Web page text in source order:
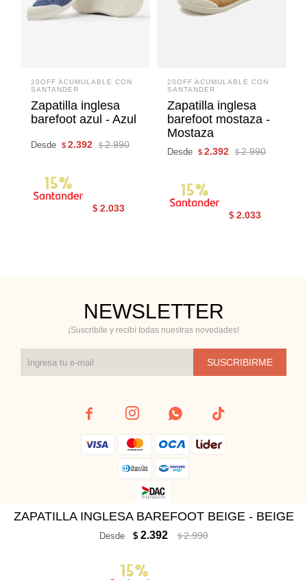
ZAPATILLA INGLESA BAREFOOT BEIGE - BEIGE
Desde $ 2.392 $ 2.990
20OFF ACUMULABLE CON
SANTANDER
Zapatilla inglesa
barefoot azul - Azul
Desde $ 2.392 $ 2.990
$ 2.033
20OFF ACUMULABLE CON
SANTANDER
Zapatilla inglesa
barefoot mostaza -
Mostaza
Desde $ 2.392 $ 2.990
$ 2.033
NEWSLETTER
¡Suscribite y recibí todas nuestras novedades!
SUSCRIBIRME
   